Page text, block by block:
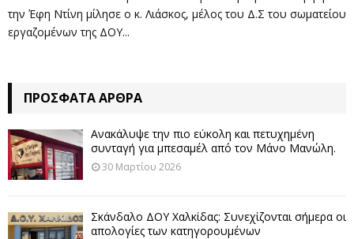
την Έφη Ντίνη μίλησε ο κ. Λιάσκος, μέλος του Δ.Σ του σωματείου
εργαζομένων της ΔΟΥ...
ΠΡΌΣΦΑΤΑ ΆΡΘΡΑ
Ανακάλυψε την πιο εύκολη και πετυχημένη
συνταγή για μπεσαμέλ από τον Μάνο Μανώλη.
30 Μαρτίου 2026
Σκάνδαλο ΔΟΥ Χαλκίδας: Συνεχίζονται σήμερα οι
απολογίες των κατηγορουμένων